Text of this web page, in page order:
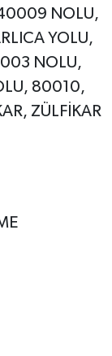
NOLU,
YOLU,
NOLU,
80010,
ZÜLFİKAR